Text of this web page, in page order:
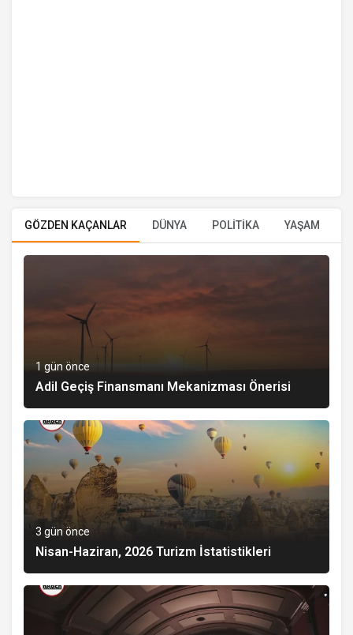
GÖZDEN KAÇANLAR DÜNYA POLİTİKA YAŞAM
1 gün önce
Adil Geçiş Finansmanı Mekanizması Önerisi
3 gün önce
Nisan-Haziran, 2026 Turizm İstatistikleri